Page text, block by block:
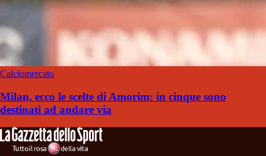
Calciomercato
Milan, ecco le scelte di Amorim: in cinque sono
destinati ad andare via